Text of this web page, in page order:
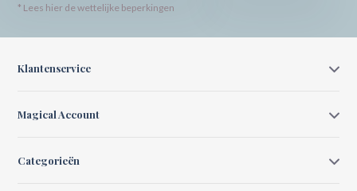
* Lees hier de wettelijke beperkingen
Klantenservice
Magical Account
Categorieën